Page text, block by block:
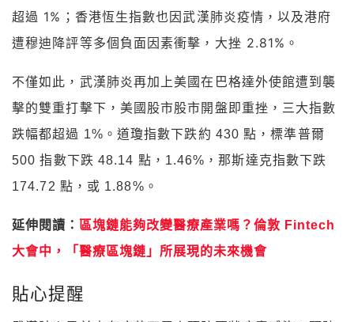
超過 1%；香港恆生指數也因武漢肺炎疫情，以及港府
遭穆迪降評等多個負面因素衝擊，大挫 2.81%。
不僅如此，武漢肺炎再加上美國在巴格達外使館遭到襲
擊的雙重打擊下，美國股市股市開盤即重挫，三大指數
跌幅都超過 1%。道瓊指數下跌約 430 點，標準普爾
500 指數下跌 48.14 點，1.46%，那斯達克指數下跌
174.72 點，或 1.88%。
延伸閱讀： 區塊鏈能夠改變醫療產業嗎？倫敦 Fintech
大會中，「醫療區塊鏈」所展現的未來機會
貼心提醒